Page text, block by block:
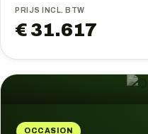
PRIJS INCL. BTW
€ 31.617
OCCASION